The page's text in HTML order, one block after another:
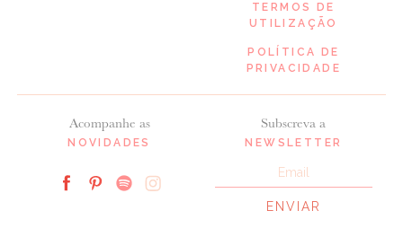
Acompanhe as
NOVIDADES
Subscreva a
NEWSLETTER
TERMOS DE
UTILIZAÇÃO
POLÍTICA DE
PRIVACIDADE